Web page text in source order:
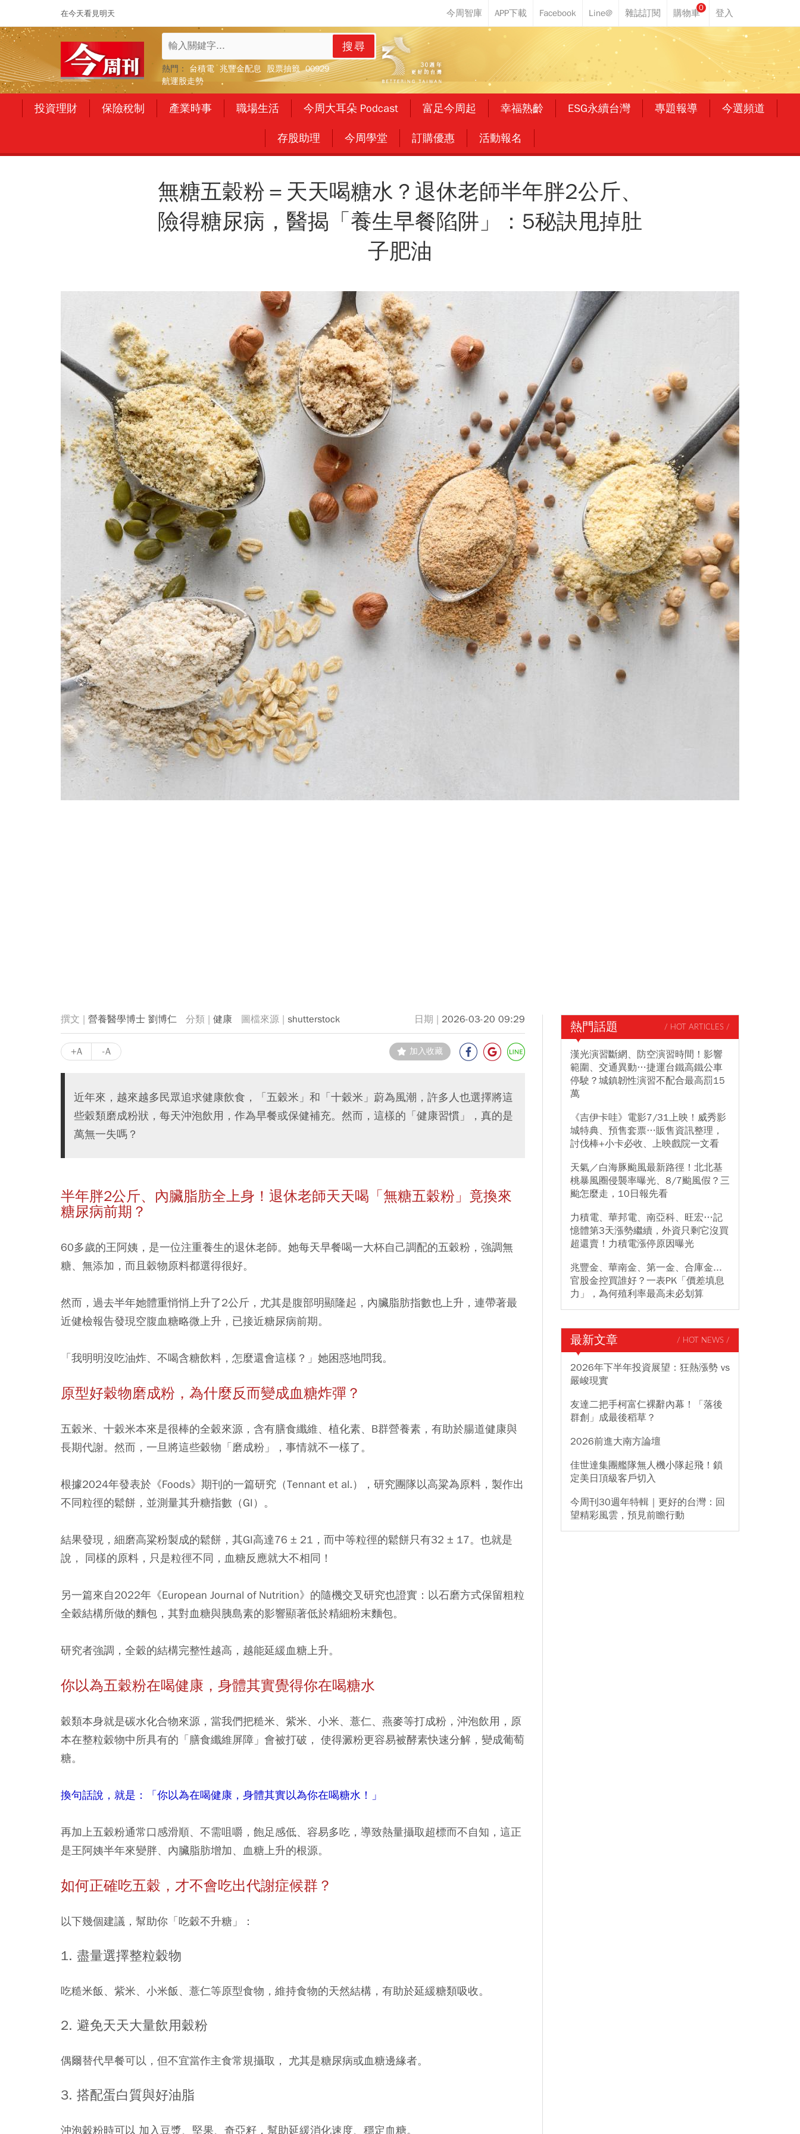
在今天看見明天
0
搜尋
熱門： 台積電 兆豐金配息 股票抽籤 00929
航運股走勢
投資理財 保險稅制 產業時事 職場生活 今周大耳朵 Podcast 富足今周起 幸福熟齡 ESG永續台灣 專題報導 今選頻道
存股助理 今周學堂 訂購優惠 活動報名
無糖五穀粉＝天天喝糖水？退休老師半年胖2公斤、
險得糖尿病，醫揭「養生早餐陷阱」：5秘訣甩掉肚
子肥油
營養醫學博士 劉博仁 健康 shutterstock 2026-03-20 09:29
+A -A 加入收藏
近年來，越來越多民眾追求健康飲食，「五穀米」和「十穀米」蔚為風潮，許多人也選擇將這
些穀類磨成粉狀，每天沖泡飲用，作為早餐或保健補充。然而，這樣的「健康習慣」，真的是
萬無一失嗎？
半年胖2公斤、內臟脂肪全上身！退休老師天天喝「無糖五穀粉」竟換來
糖尿病前期？
60多歲的王阿姨，是一位注重養生的退休老師。她每天早餐喝一大杯自己調配的五穀粉，強調無
糖、無添加，而且穀物原料都選得很好。
然而，過去半年她體重悄悄上升了2公斤，尤其是腹部明顯隆起，內臟脂肪指數也上升，連帶著最
近健檢報告發現空腹血糖略微上升，已接近糖尿病前期。
「我明明沒吃油炸、不喝含糖飲料，怎麼還會這樣？」她困惑地問我。
原型好穀物磨成粉，為什麼反而變成血糖炸彈？
五穀米、十穀米本來是很棒的全穀來源，含有膳食纖維、植化素、B群營養素，有助於腸道健康與
長期代謝。然而，一旦將這些穀物「磨成粉」，事情就不一樣了。
根據2024年發表於《Foods》期刊的一篇研究（Tennant et al.），研究團隊以高粱為原料，製作出
不同粒徑的鬆餅，並測量其升糖指數（GI）。
結果發現，細磨高粱粉製成的鬆餅，其GI高達76 ± 21，而中等粒徑的鬆餅只有32 ± 17。也就是
說， 同樣的原料，只是粒徑不同，血糖反應就大不相同！
另一篇來自2022年《European Journal of Nutrition》的隨機交叉研究也證實：以石磨方式保留粗粒
全穀結構所做的麵包，其對血糖與胰島素的影響顯著低於精細粉末麵包。
研究者強調，全穀的結構完整性越高，越能延緩血糖上升。
你以為五穀粉在喝健康，身體其實覺得你在喝糖水
穀類本身就是碳水化合物來源，當我們把糙米、紫米、小米、薏仁、燕麥等打成粉，沖泡飲用，原
本在整粒穀物中所具有的「膳食纖維屏障」會被打破， 使得澱粉更容易被酵素快速分解，變成葡萄
糖。
換句話說，就是：「你以為在喝健康，身體其實以為你在喝糖水！」
再加上五穀粉通常口感滑順、不需咀嚼，飽足感低、容易多吃，導致熱量攝取超標而不自知，這正
是王阿姨半年來變胖、內臟脂肪增加、血糖上升的根源。
如何正確吃五穀，才不會吃出代謝症候群？
以下幾個建議，幫助你「吃穀不升糖」：
1. 盡量選擇整粒穀物
吃糙米飯、紫米、小米飯、薏仁等原型食物，維持食物的天然結構，有助於延緩糖類吸收。
2. 避免天天大量飲用穀粉
偶爾替代早餐可以，但不宜當作主食常規攝取， 尤其是糖尿病或血糖邊緣者。
3. 搭配蛋白質與好油脂
沖泡穀粉時可以 加入豆漿、堅果、奇亞籽，幫助延緩消化速度、穩定血糖。
熱門話題 / HOT ARTICLES /
漢光演習斷網、防空演習時間！影響
範圍、交通異動…捷運台鐵高鐵公車
停駛？城鎮韌性演習不配合最高罰15
萬
《吉伊卡哇》電影7/31上映！威秀影
城特典、預售套票…販售資訊整理，
討伐棒+小卡必收、上映戲院一文看
天氣／白海豚颱風最新路徑！北北基
桃暴風圈侵襲率曝光、8/7颱風假？三
颱怎麼走，10日報先看
力積電、華邦電、南亞科、旺宏…記
憶體第3天漲勢繼續，外資只剩它沒買
超還賣！力積電漲停原因曝光
兆豐金、華南金、第一金、合庫金...
官股金控買誰好？一表PK「價差填息
力」，為何殖利率最高未必划算
最新文章 / HOT NEWS /
2026年下半年投資展望：狂熱漲勢 vs
嚴峻現實
友達二把手柯富仁裸辭內幕！「落後
群創」成最後稻草？
2026前進大南方論壇
佳世達集團艦隊無人機小隊起飛！鎖
定美日頂級客戶切入
今周刊30週年特輯｜更好的台灣：回
望精彩風雲，預見前瞻行動